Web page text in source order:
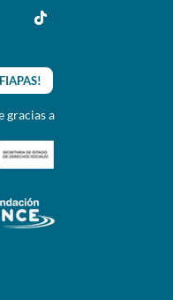
gracias a